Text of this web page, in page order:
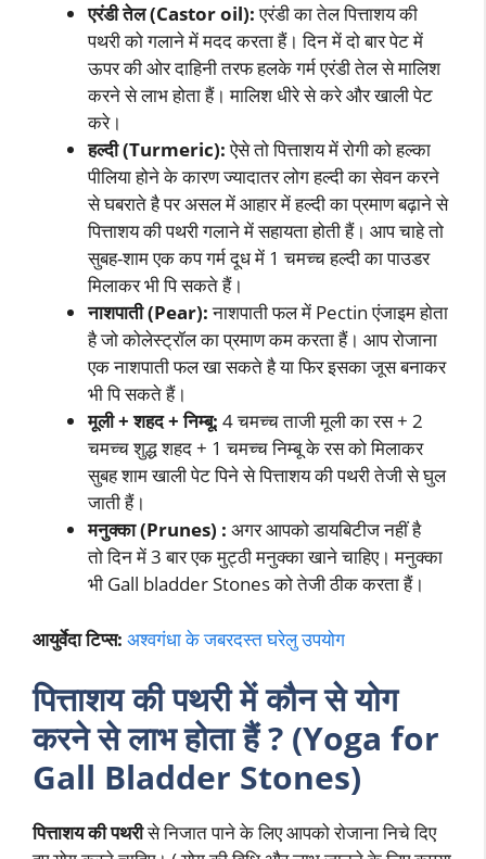
एरंडी तेल (Castor oil):एरंडी का तेल पित्ताशय की
पथरी को गलाने में मदद करता हैं। दिन में दो बार पेट में
ऊपर की ओर दाहिनी तरफ हलके गर्म एरंडी तेल से मालिश
करने से लाभ होता हैं। मालिश धीरे से करे और खाली पेट
करे।
हल्दी (Turmeric):ऐसे तो पित्ताशय में रोगी को हल्का
पीलिया होने के कारण ज्यादातर लोग हल्दी का सेवन करने
से घबराते है पर असल में आहार में हल्दी का प्रमाण बढ़ाने से
पित्ताशय की पथरी गलाने में सहायता होती हैं। आप चाहे तो
सुबह-शाम एक कप गर्म दूध में 1 चमच्च हल्दी का पाउडर
मिलाकर भी पि सकते हैं।
नाशपाती (Pear):नाशपाती फल में Pectin एंजाइम होता
है जो कोलेस्ट्रॉल का प्रमाण कम करता हैं। आप रोजाना
एक नाशपाती फल खा सकते है या फिर इसका जूस बनाकर
भी पि सकते हैं।
मूली + शहद + निम्बू: 4 चमच्च ताजी मूली का रस + 2
चमच्च शुद्ध शहद + 1 चमच्च निम्बू के रस को मिलाकर
सुबह शाम खाली पेट पिने से पित्ताशय की पथरी तेजी से घुल
जाती हैं।
मनुक्का (Prunes) : अगर आपको डायबिटीज नहीं है
तो दिन में 3 बार एक मुट्ठी मनुक्का खाने चाहिए। मनुक्का
भी Gall bladder Stones को तेजी ठीक करता हैं।
आयुर्वेदा टिप्स: अश्वगंधा के जबरदस्त घरेलु उपयोग
पित्ताशय की पथरी में कौन से योग
करने से लाभ होता हैं ? (Yoga for
Gall Bladder Stones)
पित्ताशय की पथरीसे निजात पाने के लिए आपको रोजाना निचे दिए